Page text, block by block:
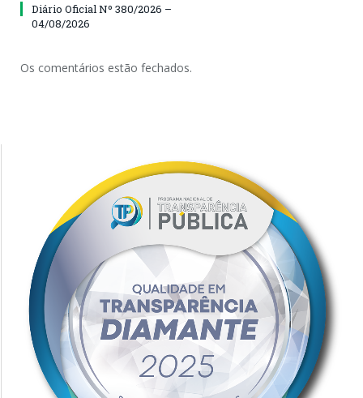
Diário Oficial Nº 380/2026 –
04/08/2026
Os comentários estão fechados.